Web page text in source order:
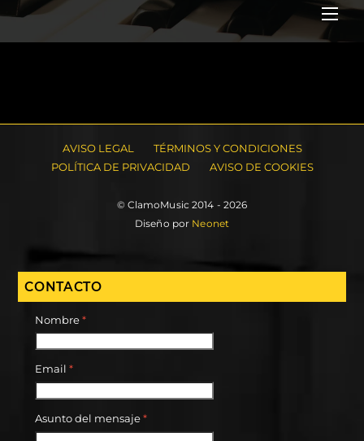
AVISO LEGAL
TÉRMINOS Y CONDICIONES
POLÍTICA DE PRIVACIDAD
AVISO DE COOKIES
© ClamoMusic 2014 - 2026
Diseño por Neonet
CONTACTO
Nombre*
Email *
Asunto del mensaje*